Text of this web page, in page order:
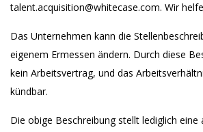
talent.acquisition@whitecase.com. Wir
Das Unternehmen kann die
eigenem Ermessen ändern. Durch diese
kein Arbeitsvertrag, und das
kündbar.
Die obige Beschreibung stellt lediglich eine